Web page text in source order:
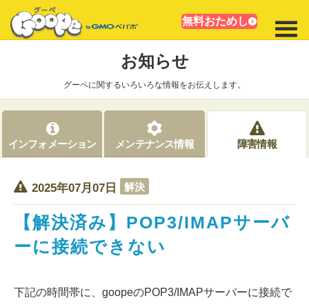
無料おためし
お知らせ
グーペに関するいろいろな情報をお伝えします。
インフォメーション メンテナンス情報 障害情報
2025年07月07日 解決
【解決済み】POP3/IMAPサーバ
ーに接続できない
下記の時間帯に、goopeのPOP3/IMAPサーバーに接続で